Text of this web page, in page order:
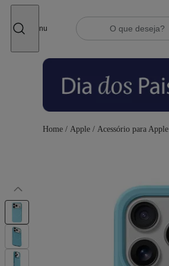
Menu
Home / Apple / Acessório para Apple